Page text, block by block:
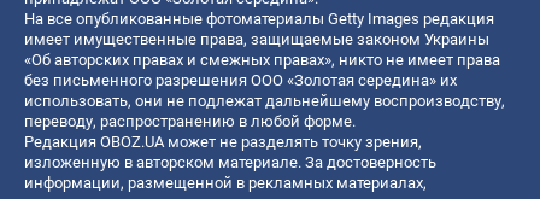
На все опубликованные фотоматериалы Getty Images редакция
имеет имущественные права, защищаемые законом Украины
«Об авторских правах и смежных правах», никто не имеет права
без письменного разрешения ООО «Золотая середина» их
использовать, они не подлежат дальнейшему воспроизводству,
переводу, распространению в любой форме.
Редакция OBOZ.UA может не разделять точку зрения,
изложенную в авторском материале. За достоверность
информации, размещенной в рекламных материалах,